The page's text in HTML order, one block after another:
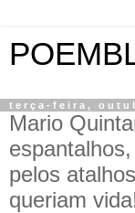
terça-feira,
Mario
pelos
queriam